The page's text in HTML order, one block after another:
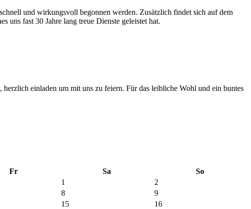
und wirkungsvoll begonnen werden. Zusätzlich findet sich auf dem
uns fast 30 Jahre lang treue Dienste geleistet hat.
einladen um mit uns zu feiern. Für das leibliche Wohl und ein buntes
Fr Sa
So
1
2
8
9
15
16